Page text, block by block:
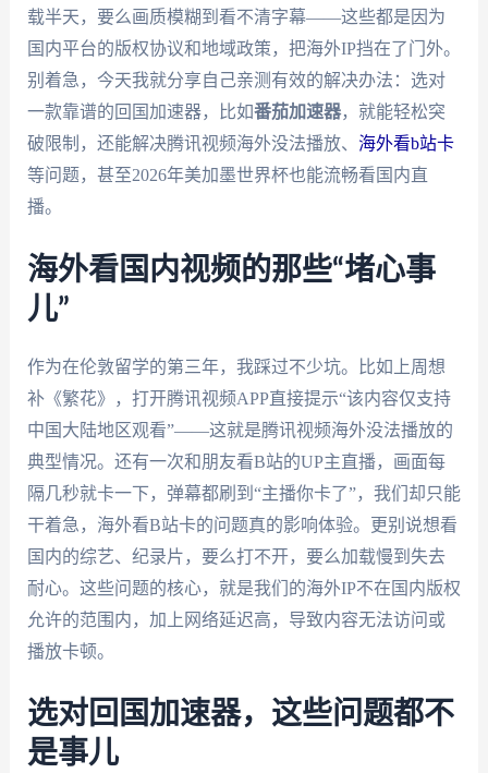
载半天，要么画质模糊到看不清字幕——这些都是因为
国内平台的版权协议和地域政策，把海外IP挡在了门外。
别着急，今天我就分享自己亲测有效的解决办法：选对
一款靠谱的回国加速器，比如番茄加速器，就能轻松突
破限制，还能解决腾讯视频海外没法播放、 海外看b站卡
等问题，甚至2026年美加墨世界杯也能流畅看国内直
播。
海外看国内视频的那些“堵心事
儿”
作为在伦敦留学的第三年，我踩过不少坑。比如上周想
补《繁花》，打开腾讯视频APP直接提示“该内容仅支持
中国大陆地区观看”——这就是腾讯视频海外没法播放的
典型情况。还有一次和朋友看B站的UP主直播，画面每
隔几秒就卡一下，弹幕都刷到“主播你卡了”，我们却只能
干着急，海外看B站卡的问题真的影响体验。更别说想看
国内的综艺、纪录片，要么打不开，要么加载慢到失去
耐心。这些问题的核心，就是我们的海外IP不在国内版权
允许的范围内，加上网络延迟高，导致内容无法访问或
播放卡顿。
选对回国加速器，这些问题都不
是事儿